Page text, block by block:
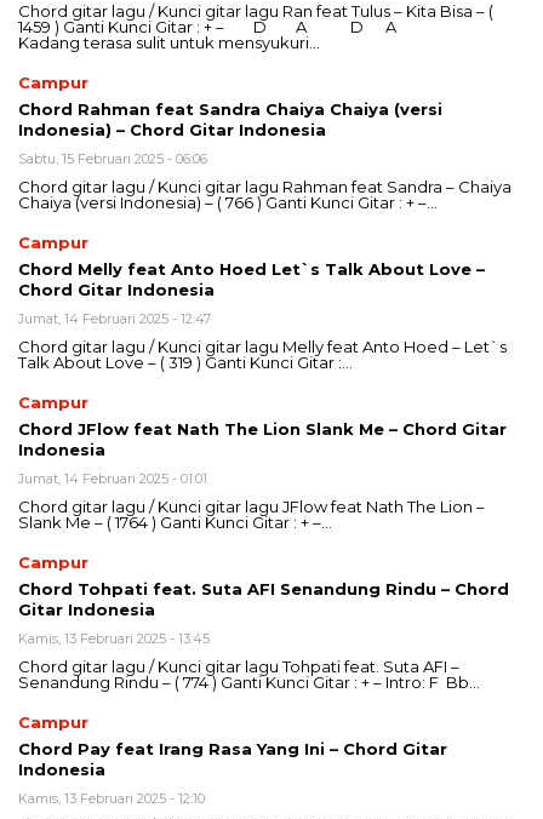
Chord gitar lagu / Kunci gitar lagu Ran feat Tulus – Kita Bisa – (
1459 ) Ganti Kunci Gitar : + – D A D A
Kadang terasa sulit untuk mensyukuri…
Campur
Chord Rahman feat Sandra Chaiya Chaiya (versi
Indonesia) – Chord Gitar Indonesia
Sabtu, 15 Februari 2025 - 06:06
Chord gitar lagu / Kunci gitar lagu Rahman feat Sandra – Chaiya
Chaiya (versi Indonesia) – ( 766 ) Ganti Kunci Gitar : + –…
Campur
Chord Melly feat Anto Hoed Let`s Talk About Love –
Chord Gitar Indonesia
Jumat, 14 Februari 2025 - 12:47
Chord gitar lagu / Kunci gitar lagu Melly feat Anto Hoed – Let`s
Talk About Love – ( 319 ) Ganti Kunci Gitar :…
Campur
Chord JFlow feat Nath The Lion Slank Me – Chord Gitar
Indonesia
Jumat, 14 Februari 2025 - 01:01
Chord gitar lagu / Kunci gitar lagu JFlow feat Nath The Lion –
Slank Me – ( 1764 ) Ganti Kunci Gitar : + –…
Campur
Chord Tohpati feat. Suta AFI Senandung Rindu – Chord
Gitar Indonesia
Kamis, 13 Februari 2025 - 13:45
Chord gitar lagu / Kunci gitar lagu Tohpati feat. Suta AFI –
Senandung Rindu – ( 774 ) Ganti Kunci Gitar : + – Intro: F Bb…
Campur
Chord Pay feat Irang Rasa Yang Ini – Chord Gitar
Indonesia
Kamis, 13 Februari 2025 - 12:10